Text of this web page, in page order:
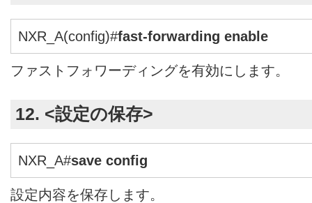
NXR_A(config)#fast-forwarding enable
ファストフォワーディングを有効にします。
12. <設定の保存>
NXR_A#save config
設定内容を保存します。